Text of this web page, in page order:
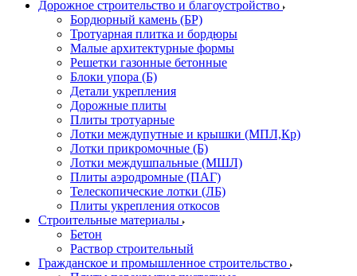
Дорожное строительство и благоустройство
Бордюрный камень (БР)
Тротуарная плитка и бордюры
Малые архитектурные формы
Решетки газонные бетонные
Блоки упора (Б)
Детали укрепления
Дорожные плиты
Плиты тротуарные
Лотки междупутные и крышки (МПЛ,Кр)
Лотки прикромочные (Б)
Лотки междушпальные (МШЛ)
Плиты аэродромные (ПАГ)
Телескопические лотки (ЛБ)
Плиты укрепления откосов
Строительные материалы
Бетон
Раствор строительный
Гражданское и промышленное строительство